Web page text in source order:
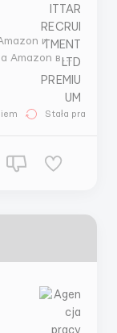
и
коммерции,
уровнемStała praca